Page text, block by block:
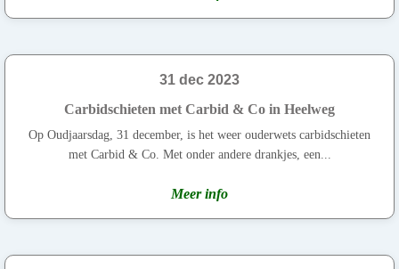
31 dec 2023
Carbidschieten met Carbid & Co in Heelweg
Op Oudjaarsdag, 31 december, is het weer ouderwets carbidschieten
met Carbid & Co. Met onder andere drankjes, een...
Meer info